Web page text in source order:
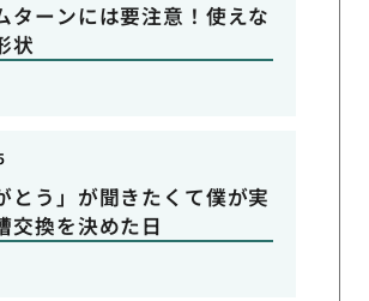
ターンには要注意！使えな
状
とう」が聞きたくて僕が実
交換を決めた日